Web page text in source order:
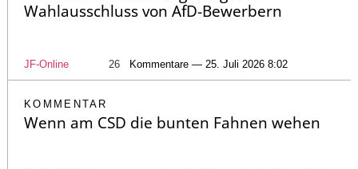
Wahlausschluss von AfD-Bewerbern
JF-Online 26 Kommentare — 25. Juli 2026 8:02
KOMMENTAR
Wenn am CSD die bunten Fahnen wehen